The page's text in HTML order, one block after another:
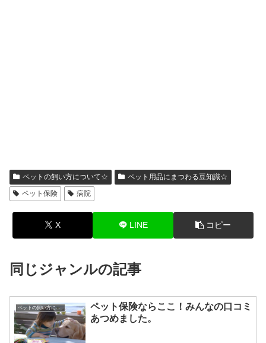
ペットの飼い方について☆
ペット用品にまつわる豆知識☆
ペット保険
病院
X LINE コピー
同じジャンルの記事
ペットの飼い方について☆
ペット保険ならここ！みんなの口コミ
あつめました。